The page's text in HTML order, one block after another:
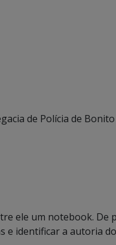
de Polícia de Bonito
ele um notebook. De
e identificar a autoria